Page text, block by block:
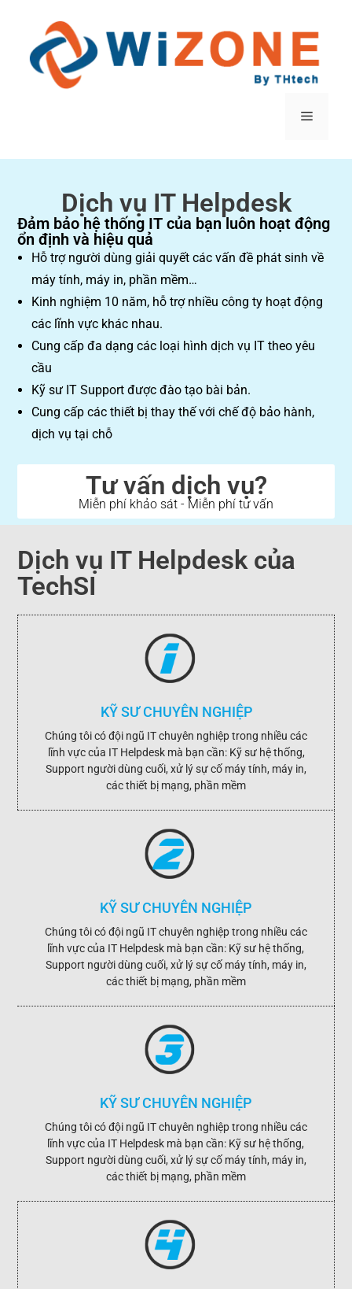
Dịch vụ IT Helpdesk
Đảm bảo hệ thống IT của bạn luôn hoạt động
ổn định và hiệu quả
Hỗ trợ người dùng giải quyết các vấn đề phát sinh về
máy tính, máy in, phần mềm…
Kinh nghiệm 10 năm, hỗ trợ nhiều công ty hoạt động
các lĩnh vực khác nhau.
Cung cấp đa dạng các loại hình dịch vụ IT theo yêu
cầu
Kỹ sư IT Support được đào tạo bài bản.
Cung cấp các thiết bị thay thế với chế độ bảo hành,
dịch vụ tại chỗ
Tư vấn dịch vụ?
Miễn phí khảo sát - Miễn phí tư vấn
Dịch vụ IT Helpdesk của
TechSI
KỸ SƯ CHUYÊN NGHIỆP
Chúng tôi có đội ngũ IT chuyên nghiệp trong nhiều các
lĩnh vực của IT Helpdesk mà bạn cần: Kỹ sư hệ thống,
Support người dùng cuối, xử lý sự cố máy tính, máy in,
các thiết bị mạng, phần mềm
KỸ SƯ CHUYÊN NGHIỆP
Chúng tôi có đội ngũ IT chuyên nghiệp trong nhiều các
lĩnh vực của IT Helpdesk mà bạn cần: Kỹ sư hệ thống,
Support người dùng cuối, xử lý sự cố máy tính, máy in,
các thiết bị mạng, phần mềm
KỸ SƯ CHUYÊN NGHIỆP
Chúng tôi có đội ngũ IT chuyên nghiệp trong nhiều các
lĩnh vực của IT Helpdesk mà bạn cần: Kỹ sư hệ thống,
Support người dùng cuối, xử lý sự cố máy tính, máy in,
các thiết bị mạng, phần mềm